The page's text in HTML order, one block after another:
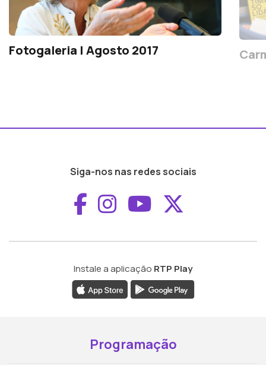
Fotogaleria | Agosto 2017
Siga-nos nas redes sociais
Aceder ao
Aceder ao
Aceder ao
Instale a aplicação RTP Play
Programação